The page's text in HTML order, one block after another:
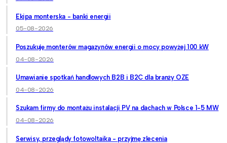
Ekipa monterska - banki energii
05-08-2026
Poszukuję monterów magazynów energii o mocy powyżej 100 kW
04-08-2026
Umawianie spotkań handlowych B2B i B2C dla branży OZE
04-08-2026
Szukam firmy do montażu instalacji PV na dachach w Polsce 1-5 MW
04-08-2026
Serwisy, przeglądy fotowoltaika - przyjmę zlecenia